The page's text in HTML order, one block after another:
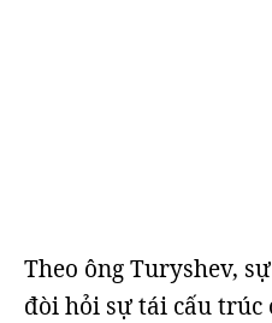
Theo ông Turyshev,
đòi hỏi sự tái cấu trúc